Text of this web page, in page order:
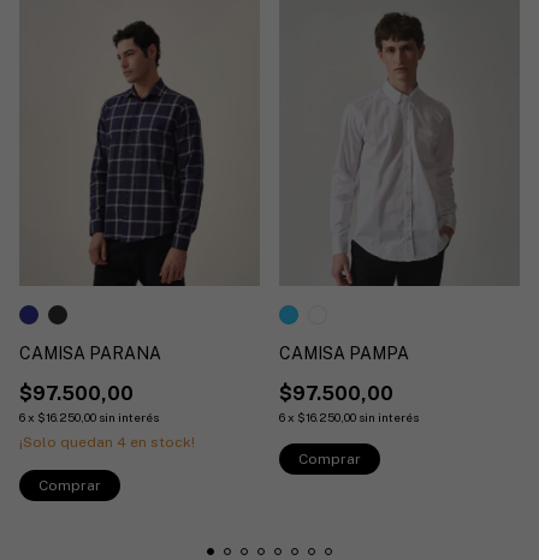
CAMISA PARANA
$97.500,00
6 x $16.250,00 sin interés
¡Solo quedan 4 en stock!
Comprar
CAMISA PAMPA
$97.500,00
6 x $16.250,00 sin interés
Comprar